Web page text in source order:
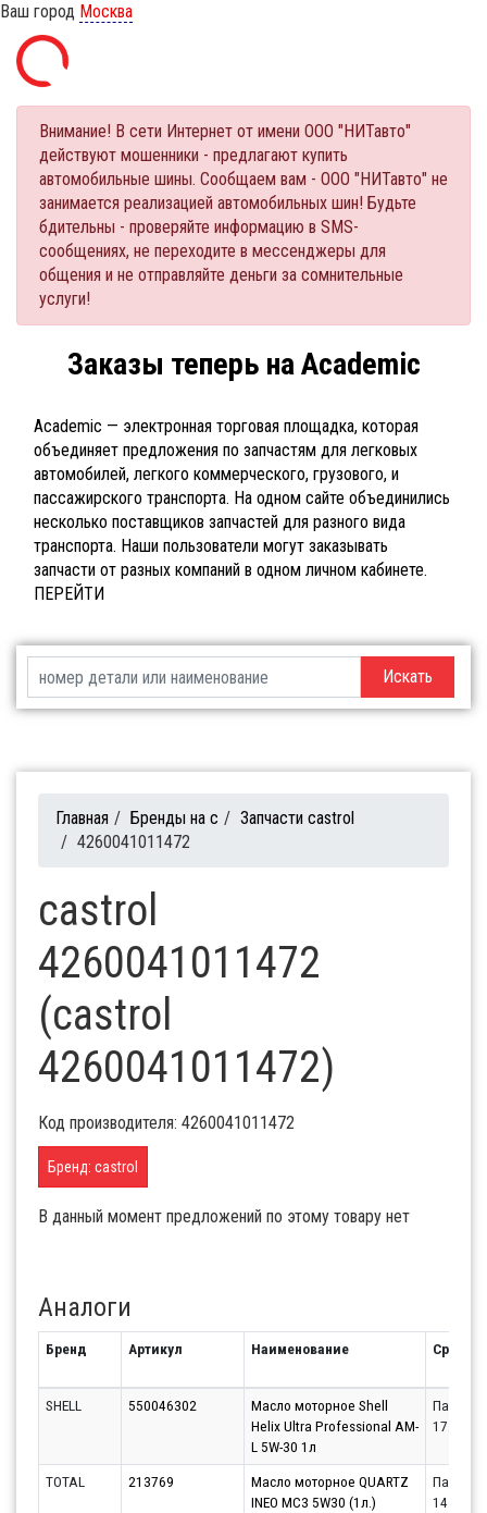
Ваш город Москва
Внимание! В сети Интернет от имени ООО "НИТавто"
действуют мошенники - предлагают купить
автомобильные шины. Сообщаем вам - ООО "НИТавто" не
занимается реализацией автомобильных шин! Будьте
бдительны - проверяйте информацию в SMS-
сообщениях, не переходите в мессенджеры для
общения и не отправляйте деньги за сомнительные
услуги!
Заказы теперь на Academic
Academic — электронная торговая площадка, которая
объединяет предложения по запчастям для легковых
автомобилей, легкого коммерческого, грузового, и
пассажирского транспорта. На одном сайте объединились
несколько поставщиков запчастей для разного вида
транспорта. Наши пользователи могут заказывать
запчасти от разных компаний в одном личном кабинете.
ПЕРЕЙТИ
Искать
Главная / Бренды на c / Запчасти castrol
/ 4260041011472
castrol
4260041011472
(castrol
4260041011472)
Код производителя: 4260041011472
Бренд: castrol
В данный момент предложений по этому товару нет
Аналоги
Бренд Артикул Наименование Срок
SHELL 550046302
Масло моторное Shell
Helix Ultra Professional AM-
L 5W-30 1л
Партнёр
TOTAL 213769
Масло моторное QUARTZ
INEO MC3 5W30 (1л.)
Партнёр